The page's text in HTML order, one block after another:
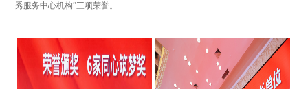
秀服务中心机构”三项荣誉。